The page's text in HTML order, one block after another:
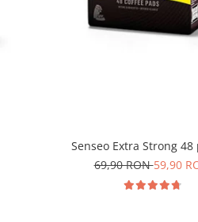
Senseo Extra Strong
69,90 RON59,90